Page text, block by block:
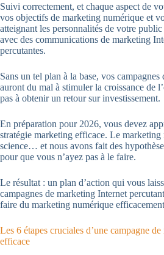
Suivi correctement, et chaque aspect de
vos objectifs de marketing numérique et
atteignant les personnalités de votre
avec des communications de marketing
percutantes.
Sans un tel plan à la base, vos
auront du mal à stimuler la croissance de
pas à obtenir un retour sur investissement.
En préparation pour 2026, vous devez
stratégie marketing efficace. Le marketing
science… et nous avons fait des
pour que vous n’ayez pas à le faire.
Le résultat : un plan d’action qui vous
campagnes de marketing Internet
faire du marketing numérique
Les 6 étapes cruciales d’une campagne
efficace